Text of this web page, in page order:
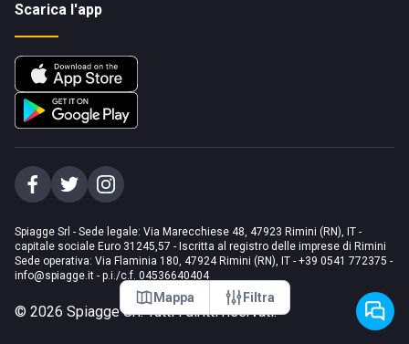
Mappa Filtra
Scarica l'app
Spiagge Srl - Sede legale: Via Marecchiese 48, 47923 Rimini (RN), IT -
capitale sociale Euro 31245,57 - Iscritta al registro delle imprese di Rimini
Sede operativa: Via Flaminia 180, 47924 Rimini (RN), IT - +39 0541 772375 -
info@spiagge.it - p.i./c.f. 04536640404
© 2026 Spiagge Srl. Tutti i diritti riservati.